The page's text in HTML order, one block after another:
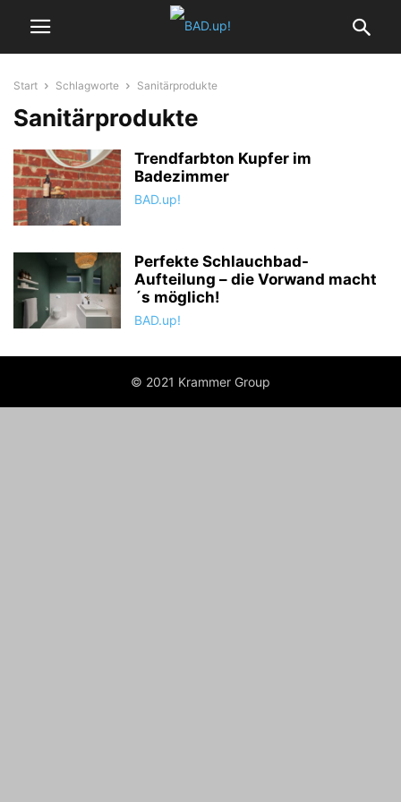
Start Schlagworte Sanitärprodukte
Sanitärprodukte
Trendfarbton Kupfer im
Badezimmer
BAD.up!
Perfekte Schlauchbad-
Aufteilung – die Vorwand macht
´s möglich!
BAD.up!
© 2021 Krammer Group